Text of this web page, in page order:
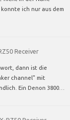
ich nur aus dem
Receiver
dann ist die
channel" mit
Ein Denon 3800…